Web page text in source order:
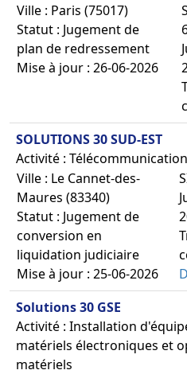
Ville : Paris (75017)
Statut : Jugement de
plan de redressement
Mise à jour : 26-06-2026
SOLUTIONS 30 SUD-EST
Activité :
Ville : Le Cannet-des-
Maures (83340)
Statut : Jugement de
conversion en
liquidation judiciaire
Mise à jour : 25-06-2026
Solutions 30 GSE
Activité : Installation
matériels électroniques et
matériels